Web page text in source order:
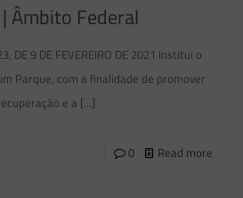
Âmbito Federal
DE 9 DE FEVEREIRO DE 2021 Institui o
Parque, com a finalidade de promover
e a […]
0 Read more